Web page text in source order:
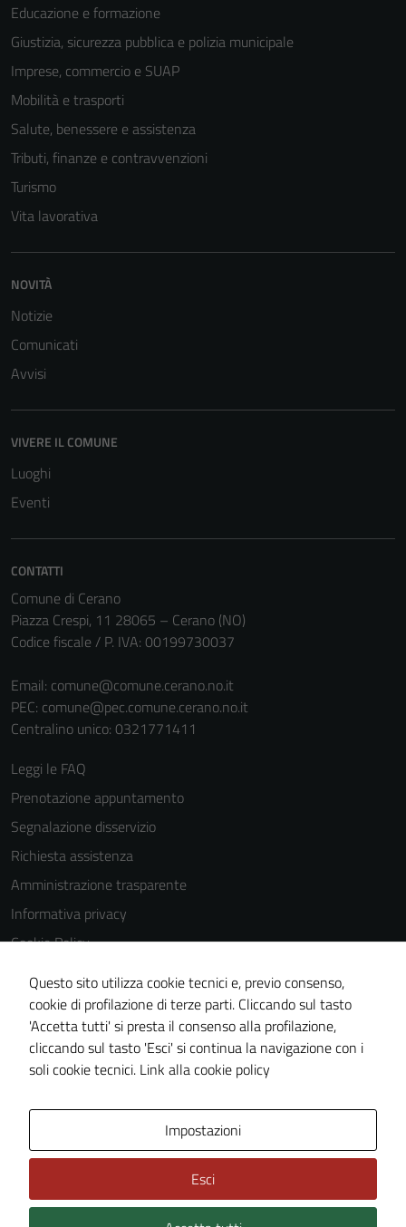
Educazione e formazione
Giustizia, sicurezza pubblica e polizia municipale
Imprese, commercio e SUAP
Mobilità e trasporti
Salute, benessere e assistenza
Tributi, finanze e contravvenzioni
Turismo
Vita lavorativa
NOVITÀ
Notizie
Comunicati
Avvisi
VIVERE IL COMUNE
Luoghi
Eventi
CONTATTI
Comune di Cerano
Piazza Crespi, 11 28065 – Cerano (NO)
Codice fiscale / P. IVA: 00199730037
Email: comune@comune.cerano.no.it
PEC: comune@pec.comune.cerano.no.it
Centralino unico: 0321771411
Leggi le FAQ
Prenotazione appuntamento
Segnalazione disservizio
Richiesta assistenza
Amministrazione trasparente
Informativa privacy
Cookie Policy
Note legali
Dichiarazione di accessibilità
Piano di miglioramento del sito
Meccanismo di feedback
Questo sito utilizza cookie tecnici e, previo consenso,
cookie di profilazione di terze parti. Cliccando sul tasto
'Accetta tutti' si presta il consenso alla profilazione,
cliccando sul tasto 'Esci' si continua la navigazione con i
soli cookie tecnici. Link alla cookie policy
Impostazioni
Esci
Tecnici
essere